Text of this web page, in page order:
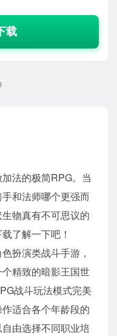
法的极简RPG。当
和法师哪个更强而
物真有不可思议的
了解一下吧！
扮演类战斗手游，
精致的暗影王国世
战斗玩法模式完美
适合各个年龄段的
由选择不同职业培